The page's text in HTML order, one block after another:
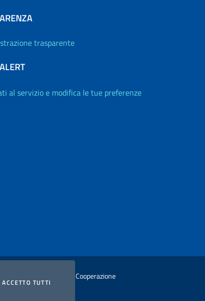
ACCETTO TUTTII COOKIES
trasparente
al servizio e modifica le tue preferenze
Affari Esteri e della Cooperazione